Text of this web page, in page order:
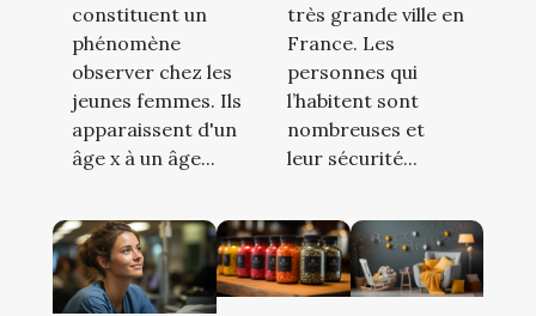
constituent un
phénomène
observer chez les
jeunes femmes. Ils
apparaissent d'un
âge x à un âge...
très grande ville en
France. Les
personnes qui
l’habitent sont
nombreuses et
leur sécurité...